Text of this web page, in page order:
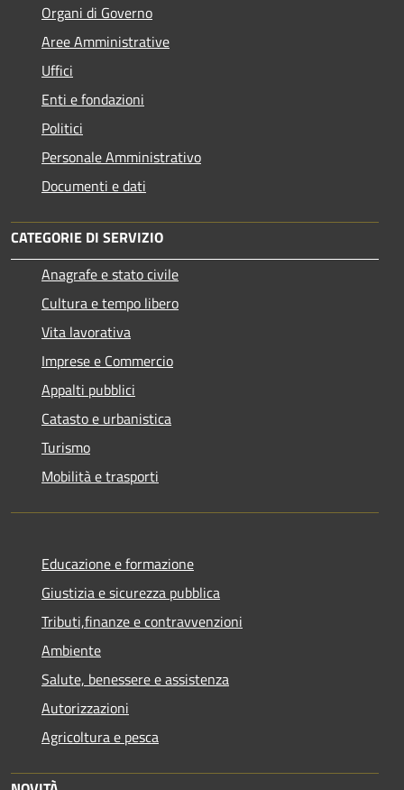
Organi di Governo
Aree Amministrative
Uffici
Enti e fondazioni
Politici
Personale Amministrativo
Documenti e dati
CATEGORIE DI SERVIZIO
Anagrafe e stato civile
Cultura e tempo libero
Vita lavorativa
Imprese e Commercio
Appalti pubblici
Catasto e urbanistica
Turismo
Mobilità e trasporti
Educazione e formazione
Giustizia e sicurezza pubblica
Tributi,finanze e contravvenzioni
Ambiente
Salute, benessere e assistenza
Autorizzazioni
Agricoltura e pesca